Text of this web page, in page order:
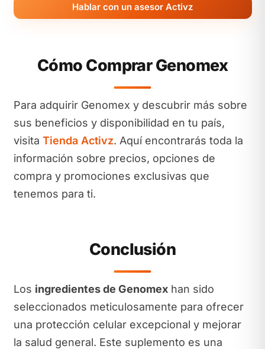
Hablar con un asesor Activz
Cómo Comprar Genomex
Para adquirir Genomex y descubrir más sobre
sus beneficios y disponibilidad en tu país,
visita Tienda Activz. Aquí encontrarás toda la
información sobre precios, opciones de
compra y promociones exclusivas que
tenemos para ti.
Conclusión
Los ingredientes de Genomexhan sido
seleccionados meticulosamente para ofrecer
una protección celular excepcional y mejorar
la salud general. Este suplemento es una